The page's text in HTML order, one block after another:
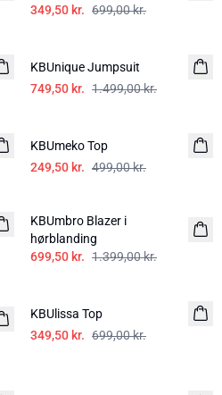
349,50 kr. 699,00 kr.
KBUnique Jumpsuit
749,50 kr. 1.499,00 kr.
KBUmeko Top
249,50 kr. 499,00 kr.
KBUmbro Blazer i
hørblanding
699,50 kr. 1.399,00 kr.
KBUlissa Top
349,50 kr. 699,00 kr.